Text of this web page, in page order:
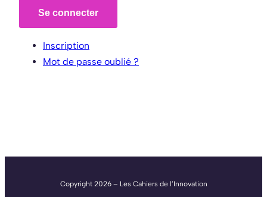
Se connecter
Inscription
Mot de passe oublié ?
Copyright 2026 – Les Cahiers de l’Innovation